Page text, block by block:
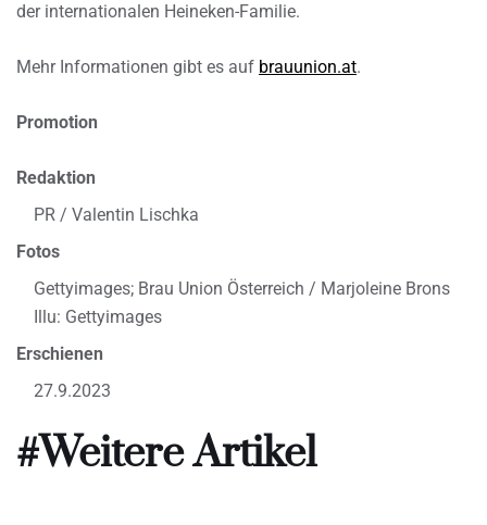
der internationalen Heineken-Familie.
Mehr Informationen gibt es auf brauunion.at.
Promotion
Redaktion
PR / Valentin Lischka
Fotos
Gettyimages; Brau Union Österreich / Marjoleine Brons
Illu: Gettyimages
Erschienen
27.9.2023
#Weitere Artikel